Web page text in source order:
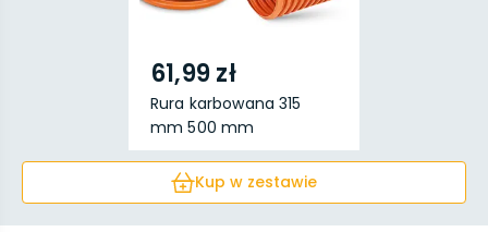
61,99 zł
Rura karbowana 315
mm 500 mm
Kup w zestawie